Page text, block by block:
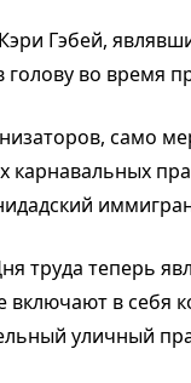
Кэри Гэбей,
голову во время
само
карнавальных
труда теперь
включают в себя
уличный